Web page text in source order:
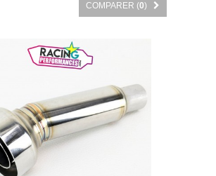
COMPARER (0)